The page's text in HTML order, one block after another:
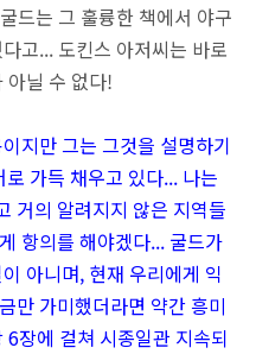
드는 그 훌륭한 책에서 야구
고... 도킨스 아저씨는 바로
아닐 수 없다!
지만 그는 그것을 설명하기
가득 채우고 있다... 나는
거의 알려지지 않은 지역들
항의를 해야겠다... 굴드가
아니며, 현재 우리에게 익
만 가미했더라면 약간 흥미
장에 걸쳐 시종일관 지속되